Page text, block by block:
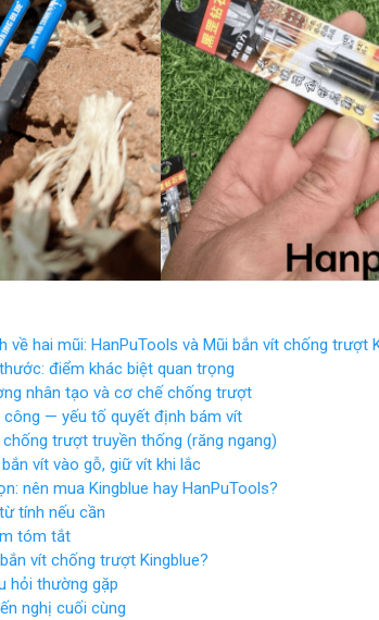
về hai mũi: HanPuTools và Mũi bắn vít chống trượt
điểm khác biệt quan trọng
nhân tạo và cơ chế chống trượt
— yếu tố quyết định bám vít
trượt truyền thống (răng ngang)
vít vào gỗ, giữ vít khi lắc
nên mua Kingblue hay HanPuTools?
tính nếu cần
tóm tắt
vít chống trượt Kingblue?
hỏi thường gặp
nghị cuối cùng